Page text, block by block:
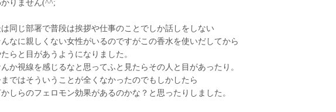
りません(^^;
同じ部署で普段は挨拶や仕事のことでしか話しをしない
なに親しくない女性がいるのですがこの香水を使いだしてから
らと目があうようになりました。
か視線を感じるなと思ってふと見たらその人と目があったり。
ではそういうことが全くなかったのでもしかしたら
しらのフェロモン効果があるのかな？と思ったりしました。